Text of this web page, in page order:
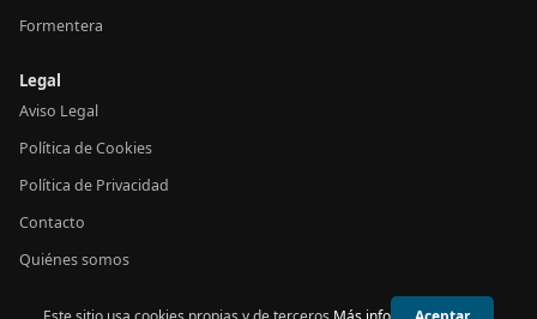
Formentera
Legal
Aviso Legal
Política de Cookies
Política de Privacidad
Contacto
Quiénes somos